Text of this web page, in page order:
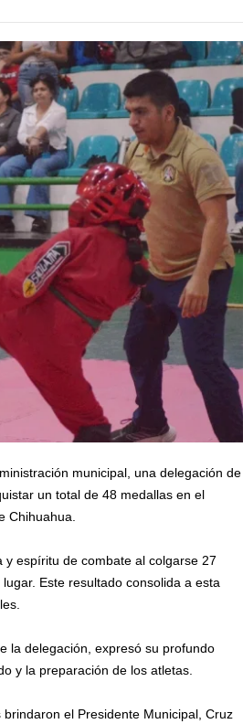
municipal, una delegación de
un total de 48 medallas en el
Chihuahua.
espíritu de combate al colgarse 27
Este resultado consolida a esta
la delegación, expresó su profundo
y la preparación de los atletas.
el Presidente Municipal, Cruz